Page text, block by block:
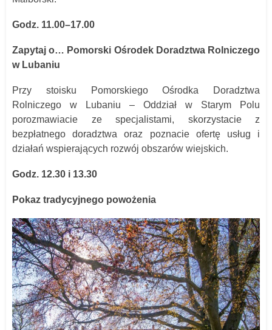
Godz. 11.00–17.00
Zapytaj o… Pomorski Ośrodek Doradztwa Rolniczego
w Lubaniu
Przy stoisku Pomorskiego Ośrodka Doradztwa
Rolniczego w Lubaniu – Oddział w Starym Polu
porozmawiacie ze specjalistami, skorzystacie z
bezpłatnego doradztwa oraz poznacie ofertę usług i
działań wspierających rozwój obszarów wiejskich.
Godz. 12.30 i 13.30
Pokaz tradycyjnego powożenia